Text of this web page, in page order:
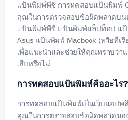
แป้นพิมพ์พีซี การทดสอบแป้นพิมพ์
คุณในการตรวจสอบข้อผิดพลาดบ
แป้นพิมพ์พีซี แป้นพิมพ์แล็ปท็อป แ
Asus แป้นพิมพ์ Macbook (หรือที่เ
เพื่อแนะนำและช่วยให้คุณทราบว่
เสียหรือไม่
การทดสอบแป้นพิมพ์คืออะไร?
การทดสอบแป้นพิมพ์เป็นเว็บแอปพ
คุณในการตรวจสอบข้อผิดพลาดข